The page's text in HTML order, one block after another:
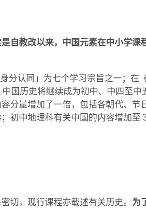
自教改以来，中国元素在中小学课
分认同」为七个学习宗旨之一；在
国历史将继续成为初中、中四至
分量增加了一倍，包括各朝代、
初中地理科有关中国的内容增加
切，现行课程亦载述有关历史。 为